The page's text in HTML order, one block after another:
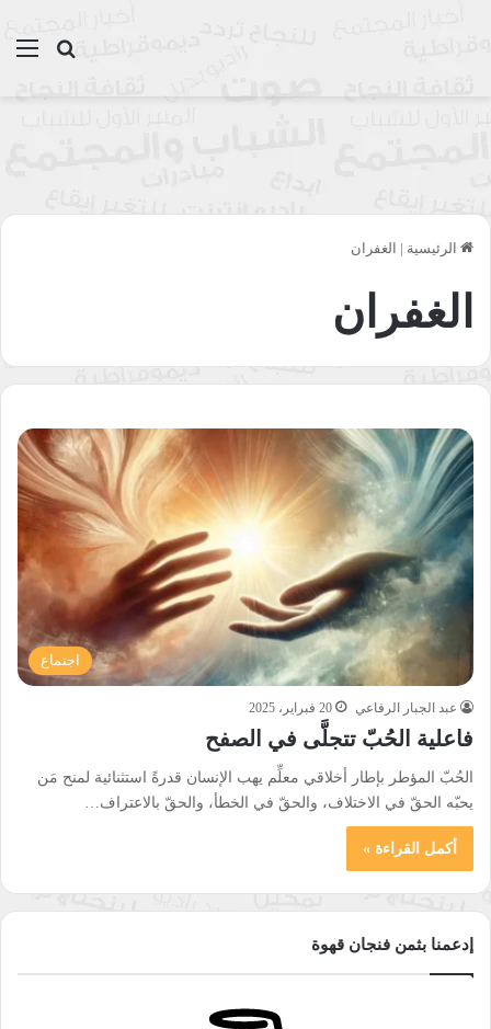
بحث
الرئيسية | الغفران
الغفران
اجتماع
عبد الجبار الرفاعي 20 فبراير، 2025
فاعلية الحُبّ تتجلَّى في الصفح
الحُبّ المؤطر بإطار أخلاقي معلِّم يهب الإنسان قدرةً استثنائية لمنح مَن
يحبّه الحقّ في الاختلاف، والحقّ في الخطأ، والحقّ بالاعتراف…
أكمل القراءة »
إدعمنا بثمن فنجان قهوة